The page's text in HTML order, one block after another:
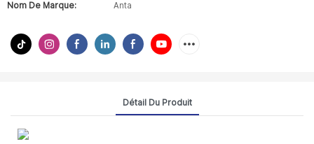
Nom De Marque:
Anta
Détail Du Produit